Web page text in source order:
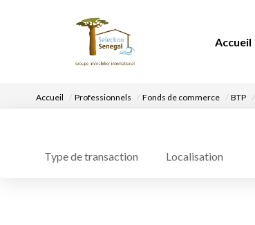
Accueil
Accueil Professionnels Fonds de commerce BTP
Type de transaction Localisation